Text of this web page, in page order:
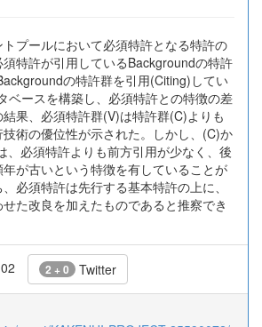
プールにおいて必須特許となる特許の
特許が引用しているBackgroundの特許
の特許群を引用(Citing)してい
ベースを構築し、必須特許との特徴の差
果、必須特許群(V)は特許群(C)よりも
術の優位性が示された。しかし、(C)か
、必須特許よりも前方引用が少なく、後
が古いという特徴を有していることが
必須特許は先行する基本特許の上に、
た改良を加えたものであると推察でき
2 + 0 Twitter